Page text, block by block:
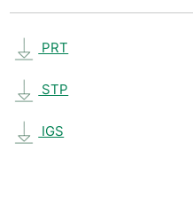
PRT
STP
IGS